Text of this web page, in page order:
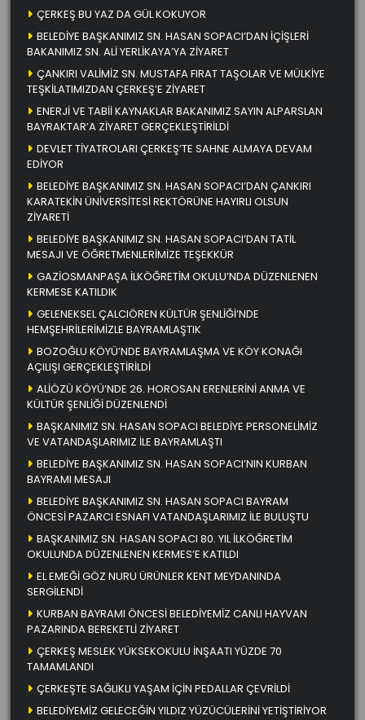
ÇERKEŞ BU YAZ DA GÜL KOKUYOR
BELEDİYE BAŞKANIMIZ SN. HASAN SOPACI’DAN İÇİŞLERİ
BAKANIMIZ SN. ALİ YERLİKAYA’YA ZİYARET
ÇANKIRI VALİMİZ SN. MUSTAFA FIRAT TAŞOLAR VE MÜLKİYE
TEŞKİLATIMIZDAN ÇERKEŞ’E ZİYARET
ENERJİ VE TABİİ KAYNAKLAR BAKANIMIZ SAYIN ALPARSLAN
BAYRAKTAR’A ZİYARET GERÇEKLEŞTİRİLDİ
DEVLET TİYATROLARI ÇERKEŞ’TE SAHNE ALMAYA DEVAM
EDİYOR
BELEDİYE BAŞKANIMIZ SN. HASAN SOPACI’DAN ÇANKIRI
KARATEKİN ÜNİVERSİTESİ REKTÖRÜNE HAYIRLI OLSUN
ZİYARETİ
BELEDİYE BAŞKANIMIZ SN. HASAN SOPACI’DAN TATİL
MESAJI VE ÖĞRETMENLERİMİZE TEŞEKKÜR
GAZİOSMANPAŞA İLKÖĞRETİM OKULU’NDA DÜZENLENEN
KERMESE KATILDIK
GELENEKSEL ÇALCIÖREN KÜLTÜR ŞENLİĞİ’NDE
HEMŞEHRİLERİMİZLE BAYRAMLAŞTIK
BOZOĞLU KÖYÜ’NDE BAYRAMLAŞMA VE KÖY KONAĞI
AÇILIŞI GERÇEKLEŞTİRİLDİ
ALİÖZÜ KÖYÜ’NDE 26. HOROSAN ERENLERİNİ ANMA VE
KÜLTÜR ŞENLİĞİ DÜZENLENDİ
BAŞKANIMIZ SN. HASAN SOPACI BELEDİYE PERSONELİMİZ
VE VATANDAŞLARIMIZ İLE BAYRAMLAŞTI
BELEDİYE BAŞKANIMIZ SN. HASAN SOPACI’NIN KURBAN
BAYRAMI MESAJI
BELEDİYE BAŞKANIMIZ SN. HASAN SOPACI BAYRAM
ÖNCESİ PAZARCI ESNAFI VATANDAŞLARIMIZ İLE BULUŞTU
BAŞKANIMIZ SN. HASAN SOPACI 80. YIL İLKÖĞRETİM
OKULUNDA DÜZENLENEN KERMES’E KATILDI
EL EMEĞİ GÖZ NURU ÜRÜNLER KENT MEYDANINDA
SERGİLENDİ
KURBAN BAYRAMI ÖNCESİ BELEDİYEMİZ CANLI HAYVAN
PAZARINDA BEREKETLİ ZİYARET
ÇERKEŞ MESLEK YÜKSEKOKULU İNŞAATI YÜZDE 70
TAMAMLANDI
ÇERKEŞTE SAĞLIKLI YAŞAM İÇİN PEDALLAR ÇEVRİLDİ
BELEDİYEMİZ GELECEĞİN YILDIZ YÜZÜCÜLERİNİ YETİŞTİRİYOR